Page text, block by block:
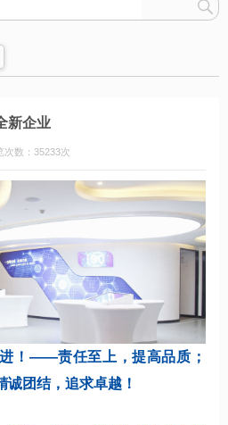
新企业
次数：35233次
！——责任至上，提高品质；
诚团结，追求卓越！